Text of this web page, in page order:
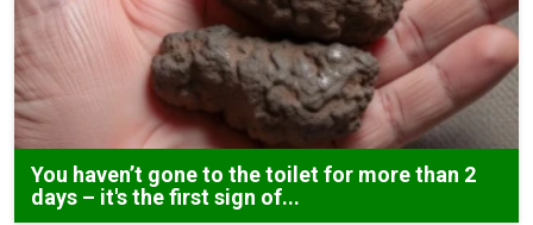
You haven’t gone to the toilet for more than 2
days – it's the first sign of...